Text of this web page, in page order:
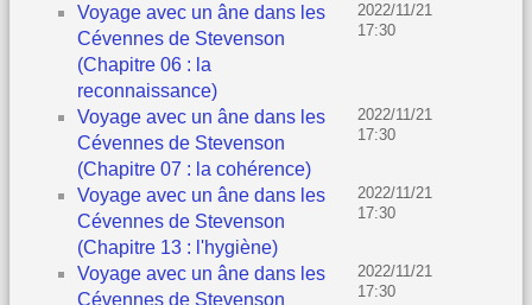
Voyage avec un âne dans les
Cévennes de Stevenson
(Chapitre 06 : la
reconnaissance)
2022/11/21
17:30
Voyage avec un âne dans les
Cévennes de Stevenson
(Chapitre 07 : la cohérence)
2022/11/21
17:30
Voyage avec un âne dans les
Cévennes de Stevenson
(Chapitre 13 : l'hygiène)
2022/11/21
17:30
Voyage avec un âne dans les
Cévennes de Stevenson
2022/11/21
17:30